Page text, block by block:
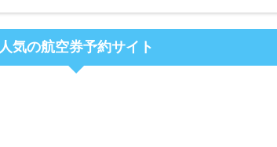
人気の航空券予約サイト